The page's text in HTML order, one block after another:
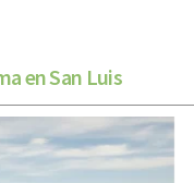
en San Luis